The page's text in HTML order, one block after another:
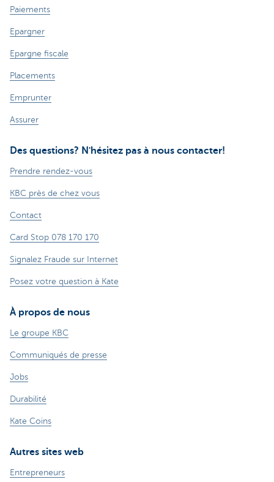
Paiements
Epargner
Epargne fiscale
Placements
Emprunter
Assurer
Des questions? N'hésitez pas à nous contacter!
Prendre rendez-vous
KBC près de chez vous
Contact
Card Stop 078 170 170
Signalez Fraude sur Internet
Posez votre question à Kate
À propos de nous
Le groupe KBC
Communiqués de presse
Jobs
Durabilité
Kate Coins
Autres sites web
Entrepreneurs